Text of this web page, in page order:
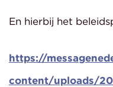
En hierbij het
https://
content/uploads/